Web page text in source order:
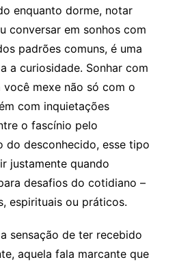
enquanto dorme, notar
conversar em sonhos com
padrões comuns, é uma
a curiosidade. Sonhar com
mexe não só com o
com inquietações
o fascínio pelo
do desconhecido, esse tipo
justamente quando
desafios do cotidiano –
espirituais ou práticos.
sensação de ter recebido
aquela fala marcante que